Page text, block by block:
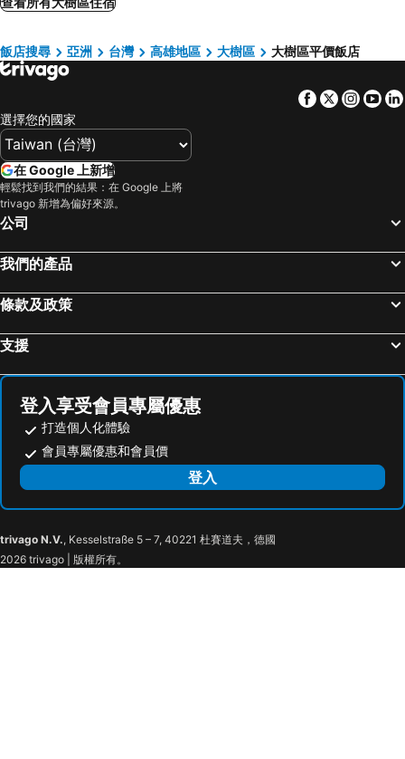
德立莊 - 高雄博愛館
Watermark Hotel-The Harbour
中央飯店
河堤國際商旅
高雄旗津道沙灘酒店
高雄商旅
和逸飯店高雄中山館
巨蛋旅店
喜迎旅店
康橋商旅五甲館 Kindness Wu Jia
國眾大飯店
Hub Hotel Kaohsiung Cisian Branch
Royal Group Hotel Minghua Branch
Legend Hotel Kaohsiung Liuhe
Kiwi Express Hotel - Jiuru Rd
Weifeng Boutique Business Hotel - Zhanqian Branch
飯店搜尋 亞洲 台灣 高雄地區 大樹區 大樹區平價飯店
Facebook
Twitter
選擇您的國家
在 Google 上新增
輕鬆找到我們的結果：在 Google 上將
trivago 新增為偏好來源。
公司
我們的產品
條款及政策
支援
登入享受會員專屬優惠
打造個人化體驗
會員專屬優惠和會員價
登入
trivago N.V., Kesselstraße 5 – 7, 40221 杜賽道夫，德國
2026 trivago | 版權所有。